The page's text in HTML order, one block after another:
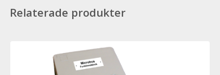
Relaterade produkter